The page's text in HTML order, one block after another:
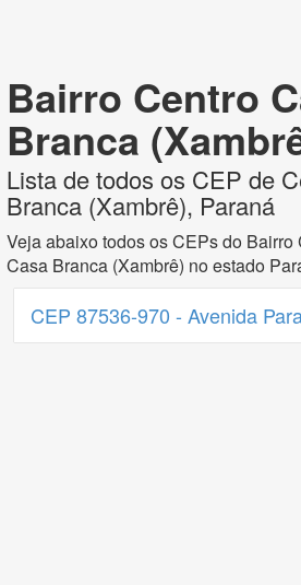
Bairro Centro
Branca
Lista de todos os CEP de
Branca (Xambrê), Paraná
Veja abaixo todos os CEPs do
Casa Branca (Xambrê) no estado
CEP 87536-970 - Avenida